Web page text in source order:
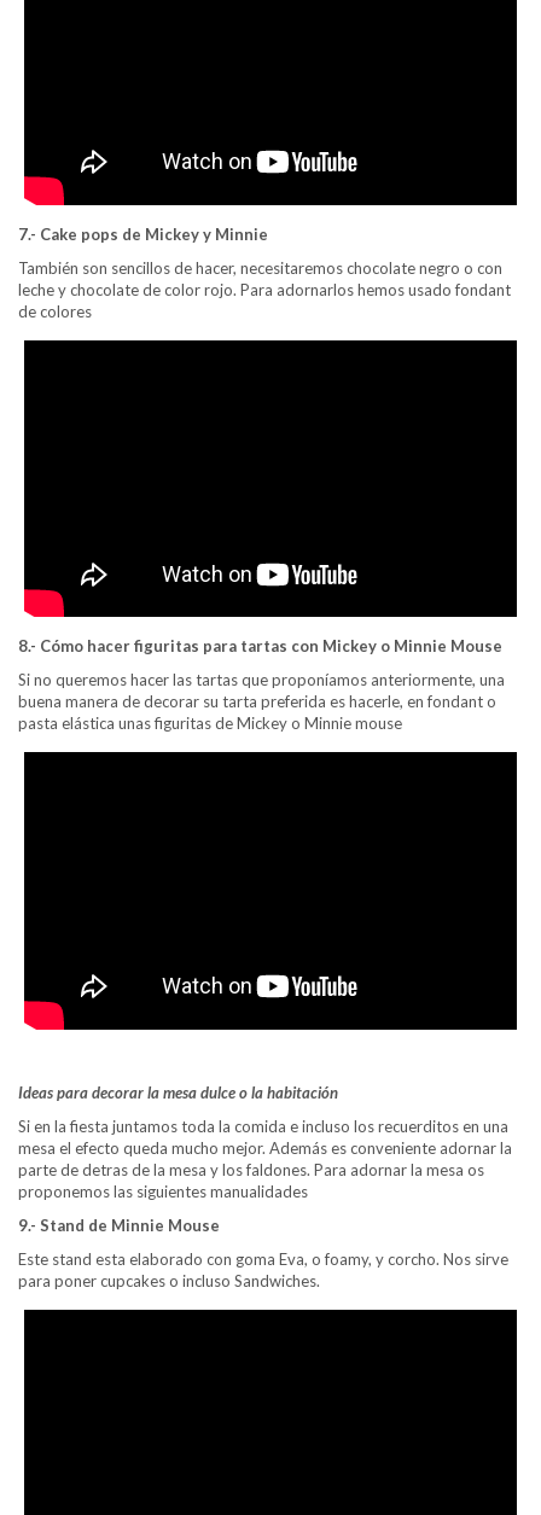
7.- Cake pops de Mickey y Minnie
También son sencillos de hacer, necesitaremos chocolate negro o con
leche y chocolate de color rojo. Para adornarlos hemos usado fondant
de colores
8.- Cómo hacer figuritas para tartas con Mickey o Minnie Mouse
Si no queremos hacer las tartas que proponíamos anteriormente, una
buena manera de decorar su tarta preferida es hacerle, en fondant o
pasta elástica unas figuritas de Mickey o Minnie mouse
Ideas para decorar la mesa dulce o la habitación
Si en la fiesta juntamos toda la comida e incluso los recuerditos en una
mesa el efecto queda mucho mejor. Además es conveniente adornar la
parte de detras de la mesa y los faldones. Para adornar la mesa os
proponemos las siguientes manualidades
9.- Stand de Minnie Mouse
Este stand esta elaborado con goma Eva, o foamy, y corcho. Nos sirve
para poner cupcakes o incluso Sandwiches.